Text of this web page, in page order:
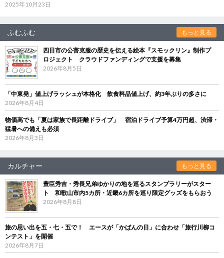
2025年10月23日
ふむふむ もっと見る
四日市の公害克服の歴史を伝える絵本『スモックリン』制作プ
ロジェクト クラウドファンディングで支援を募集
2026年8月5日
「中東発」値上げラッシュが本格化 飲食料品値上げ、約3年ぶりの多さに
2026年8月4日
物価高でも「夏は家族で長距離ドライブ」 宿泊ドライブ予算4万円超、渋滞・
猛暑への備えも必須
2026年8月3日
カルチャー もっと見る
豊臣秀吉・秀長兄弟ゆかりの地を巡るスタンプラリーがスター
ト 和歌山市内5カ所・近畿6カ所を巡り限定グッズをもらおう
2026年8月8日
旅の思い出を五・七・五で！ エースが「かばんの日」に合わせ「旅行川柳コ
ンテスト」を開催
2026年8月7日